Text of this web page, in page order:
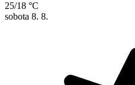
25/18 °C
sobota 8. 8.